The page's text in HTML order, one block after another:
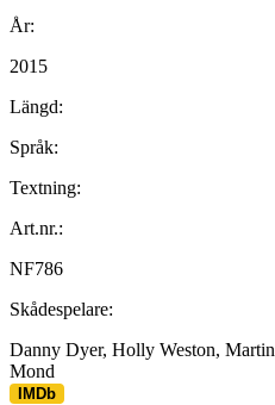
År:
2015
Längd:
Språk:
Textning:
Art.nr.:
NF786
Skådespelare:
Danny Dyer, Holly Weston,
Mond
IMDb